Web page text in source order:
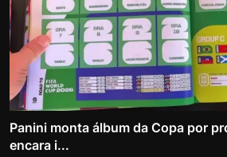
Panini monta álbum da Copa por
encara i...